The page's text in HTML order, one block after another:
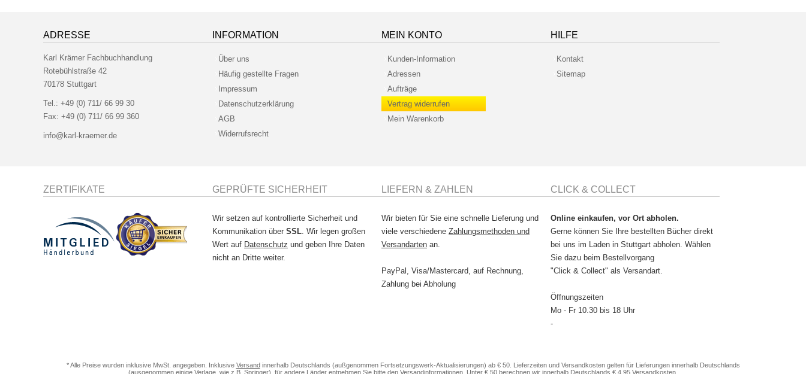
ADRESSE
Karl Krämer Fachbuchhandlung
Rotebühlstraße 42
70178 Stuttgart
Tel.: +49 (0) 711/ 66 99 30
Fax: +49 (0) 711/ 66 99 360
info@karl-kraemer.de
INFORMATION
Über uns
Häufig gestellte Fragen
Impressum
Datenschutzerklärung
AGB
Widerrufsrecht
MEIN KONTO
Kunden-Information
Adressen
Aufträge
Vertrag widerrufen
Mein Warenkorb
HILFE
Kontakt
Sitemap
ZERTIFIKATE GEPRÜFTE SICHERHEIT
Wir setzen auf kontrollierte Sicherheit und
Kommunikation über SSL . Wir legen großen
Wert auf Datenschutz und geben Ihre Daten
nicht an Dritte weiter.
LIEFERN & ZAHLEN
Wir bieten für Sie eine schnelle Lieferung und
viele verschiedene Zahlungsmethoden und
Versandarten an.
PayPal, Visa/Mastercard, auf Rechnung,
Zahlung bei Abholung
CLICK & COLLECT
Online einkaufen, vor Ort abholen.
Gerne können Sie Ihre bestellten Bücher direkt
bei uns im Laden in Stuttgart abholen. Wählen
Sie dazu beim Bestellvorgang
"Click & Collect" als Versandart.
Öffnungszeiten
Mo - Fr 10.30 bis 18 Uhr
-
* Alle Preise wurden inklusive MwSt. angegeben. Inklusive Versandinnerhalb Deutschlands (außgenommen Fortsetzungswerk-Aktualisierungen) ab € 50. Lieferzeiten und Versandkosten gelten für Lieferungen innerhalb Deutschlands
(ausgenommen einige Verlage, wie z.B. Springer), für andere Länder entnehmen Sie bitte den Versandinformationen . Unter € 50 berechnen wir innerhalb Deutschlands € 4,95 Versandkosten.